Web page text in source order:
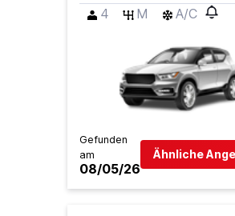
4 M A/C
Gefunden
am
08/05/26
Ähnliche